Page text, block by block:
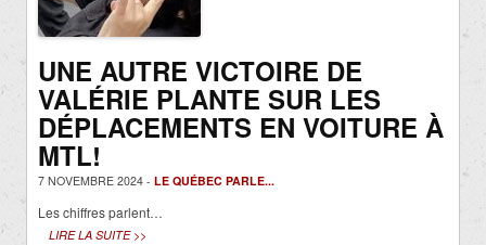
UNE AUTRE VICTOIRE DE
VALÉRIE PLANTE SUR LES
DÉPLACEMENTS EN VOITURE À
MTL!
7 NOVEMBRE 2024 - LE QUÉBEC PARLE...
Les chiffres parlent…
LIRE LA SUITE >>